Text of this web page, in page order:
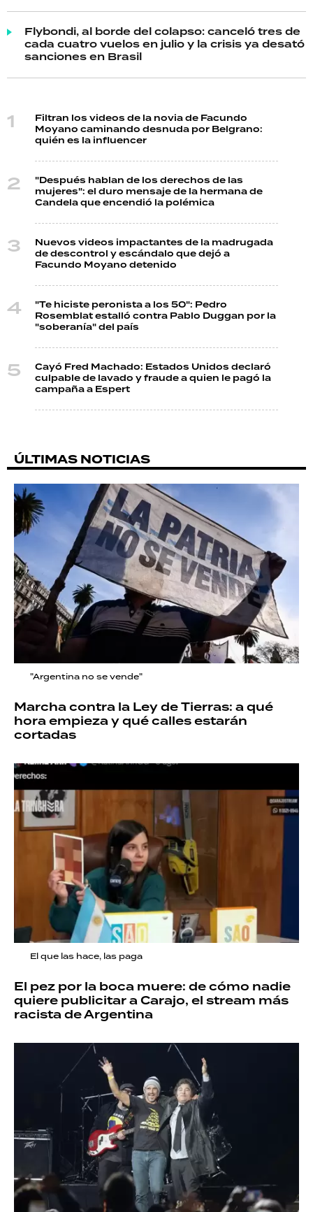
Flybondi, al borde del colapso: canceló tres de
cada cuatro vuelos en julio y la crisis ya desató
sanciones en Brasil
Filtran los videos de la novia de Facundo
Moyano caminando desnuda por Belgrano:
quién es la influencer
"Después hablan de los derechos de las
mujeres": el duro mensaje de la hermana de
Candela que encendió la polémica
Nuevos videos impactantes de la madrugada
de descontrol y escándalo que dejó a
Facundo Moyano detenido
"Te hiciste peronista a los 50": Pedro
Rosemblat estalló contra Pablo Duggan por la
"soberanía" del país
Cayó Fred Machado: Estados Unidos declaró
culpable de lavado y fraude a quien le pagó la
campaña a Espert
ÚLTIMAS NOTICIAS
"Argentina no se vende"
Marcha contra la Ley de Tierras: a qué
hora empieza y qué calles estarán
cortadas
El que las hace, las paga
El pez por la boca muere: de cómo nadie
quiere publicitar a Carajo, el stream más
racista de Argentina